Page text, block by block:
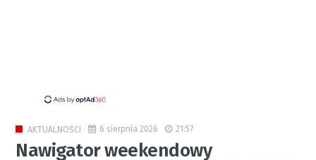
AKTUALNOŚCI 6 sierpnia 2026 21:57
Nawigator weekendowy